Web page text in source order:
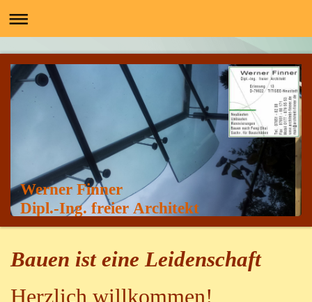
Werner Finner
Dipl.-Ing. freier Architekt
Bauen ist eine Leidenschaft
Herzlich willkommen!